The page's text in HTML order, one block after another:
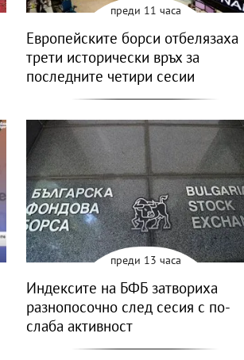
преди 11 часа
Европейските борси отбелязаха
трети исторически връх за
последните четири сесии
преди 13 часа
Индексите на БФБ затвориха
разнопосочно след сесия с по-
слаба активност